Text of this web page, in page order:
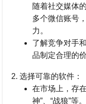
随着社交媒体
多个微信账号
力。
了解竞争对手
品制定合理的价
选择可靠的软件 ：
在市场上，存
神”、“战狼”等